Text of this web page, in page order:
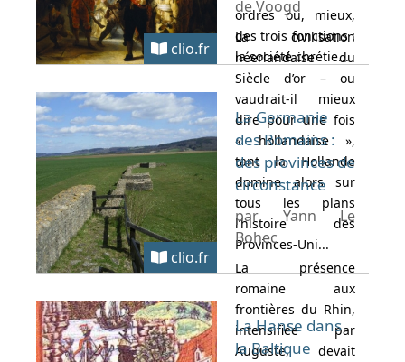
ordres ou, mieux,
des trois fonctions :
la société chrétie...
clio.fr
de Voogd
La civilisation
néerlandaise du
Siècle d’or – ou
vaudrait-il mieux
dire pour une fois
« hollandaise »,
tant la Hollande
domine alors sur
tous les plans
l’histoire des
Provinces-Uni...
clio.fr
La Germanie
des Romains :
des provinces de
circonstance
par Yann Le
Bohec
La présence
romaine aux
frontières du Rhin,
intensifiée par
Auguste, devait
La Hanse dans
la Baltique